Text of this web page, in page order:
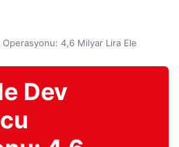
4,6 Milyar Lira Ele
Dev